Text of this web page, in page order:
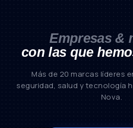
Empresas &
con las que
Más de 20 marcas líderes
seguridad, salud y tecnología
Nova.